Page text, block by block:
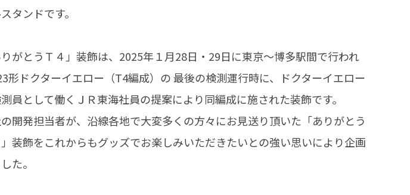
タンドです。
りがとうＴ４」装飾は、2025年１月28日・29日に東京～博多駅間で行われ
形ドクターイエロー（T4編成）の 最後の検測運行時に、ドクターイエロー
員として働くＪＲ東海社員の提案により同編成に施された装飾です。
開発担当者が、沿線各地で大変多くの方々にお見送り頂いた「ありがとう
装飾をこれからもグッズでお楽しみいただきたいとの強い思いにより企画
た。